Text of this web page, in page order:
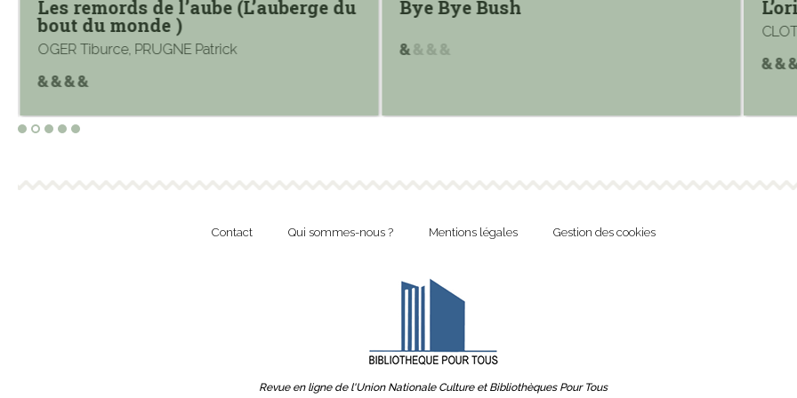
Les remords de l’aube (L’auberge du
bout du monde )
OGER Tiburce, PRUGNE Patrick
Bye Bye Bush
Contact Qui sommes-nous ? Mentions légales Gestion des cookies
Revue en ligne de l'Union Nationale Culture et Bibliothèques Pour Tous